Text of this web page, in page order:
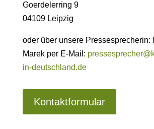
Goerdelerring 9
04109 Leipzig
oder über unsere Pressesprecherin:
Marek per E-Mail:
in-deutschland.de
Kontaktformular